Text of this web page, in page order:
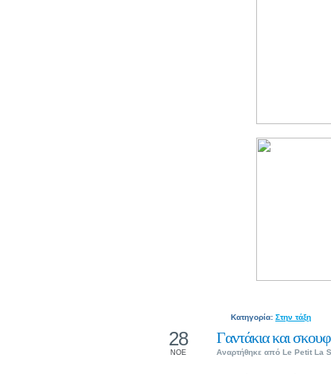
Κατηγορία: Στην τάξη
Γαντάκια και
Αναρτήθηκε από Le Petit La
28
ΝΟΕ